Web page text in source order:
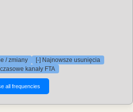
/ zmiany
[-] Najnowsze usunięcia
kanały FTA